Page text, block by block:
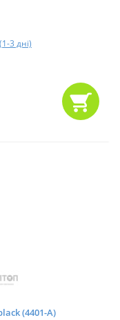
3 дні)
(4401-A)